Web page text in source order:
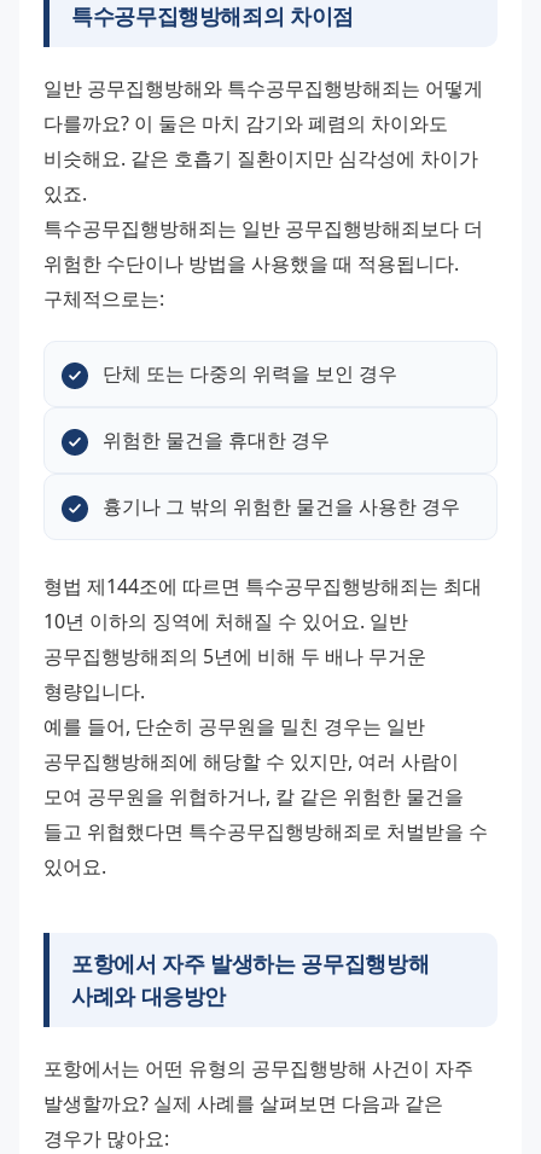
특수공무집행방해죄의 차이점
일반 공무집행방해와 특수공무집행방해죄는 어떻게
다를까요? 이 둘은 마치 감기와 폐렴의 차이와도
비슷해요. 같은 호흡기 질환이지만 심각성에 차이가
있죠.
특수공무집행방해죄는 일반 공무집행방해죄보다 더
위험한 수단이나 방법을 사용했을 때 적용됩니다.
구체적으로는:
단체 또는 다중의 위력을 보인 경우
위험한 물건을 휴대한 경우
흉기나 그 밖의 위험한 물건을 사용한 경우
형법 제144조에 따르면 특수공무집행방해죄는 최대
10년 이하의 징역에 처해질 수 있어요. 일반
공무집행방해죄의 5년에 비해 두 배나 무거운
형량입니다.
예를 들어, 단순히 공무원을 밀친 경우는 일반
공무집행방해죄에 해당할 수 있지만, 여러 사람이
모여 공무원을 위협하거나, 칼 같은 위험한 물건을
들고 위협했다면 특수공무집행방해죄로 처벌받을 수
있어요.
포항에서 자주 발생하는 공무집행방해
사례와 대응방안
포항에서는 어떤 유형의 공무집행방해 사건이 자주
발생할까요? 실제 사례를 살펴보면 다음과 같은
경우가 많아요: